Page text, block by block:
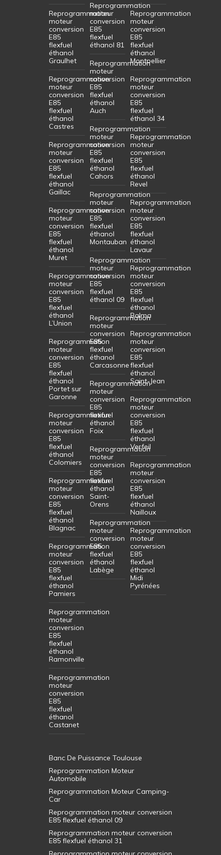
Reprogrammation
moteur
conversion
E85
flexfuel
éthanol
Graulhet
Reprogrammation
moteur
conversion
E85
flexfuel
éthanol
Castres
Reprogrammation
moteur
conversion
E85
flexfuel
éthanol
Gaillac
Reprogrammation
moteur
conversion
E85
flexfuel
éthanol
Muret
Reprogrammation
moteur
conversion
E85
flexfuel
éthanol
L’Union
Reprogrammation
moteur
conversion
E85
flexfuel
éthanol
Portet sur
Garonne
Reprogrammation
moteur
conversion
E85
flexfuel
éthanol
Colomiers
Reprogrammation
moteur
conversion
E85
flexfuel
éthanol
Blagnac
Reprogrammation
moteur
conversion
E85
flexfuel
éthanol
Pamiers
Reprogrammation
moteur
conversion
E85
flexfuel
éthanol
Ramonville
Reprogrammation
moteur
conversion
E85
flexfuel
éthanol
Castanet
Reprogrammation
moteur
conversion
E85
flexfuel
éthanol 81
Reprogrammation
moteur
conversion
E85
flexfuel
éthanol
Auch
Reprogrammation
moteur
conversion
E85
flexfuel
éthanol
Cahors
Reprogrammation
moteur
conversion
E85
flexfuel
éthanol
Montauban
Reprogrammation
moteur
conversion
E85
flexfuel
éthanol 09
Reprogrammation
moteur
conversion
E85
flexfuel
éthanol
Carcasonne
Reprogrammation
moteur
conversion
E85
flexfuel
éthanol
Foix
Reprogrammation
moteur
conversion
E85
flexfuel
éthanol
Saint-
Orens
Reprogrammation
moteur
conversion
E85
flexfuel
éthanol
Labège
Reprogrammation
moteur
conversion
E85
flexfuel
éthanol
Montpellier
Reprogrammation
moteur
conversion
E85
flexfuel
éthanol 34
Reprogrammation
moteur
conversion
E85
flexfuel
éthanol
Revel
Reprogrammation
moteur
conversion
E85
flexfuel
éthanol
Lavaur
Reprogrammation
moteur
conversion
E85
flexfuel
éthanol
Balma
Reprogrammation
moteur
conversion
E85
flexfuel
éthanol
Saint-Jean
Reprogrammation
moteur
conversion
E85
flexfuel
éthanol
Verfeil
Reprogrammation
moteur
conversion
E85
flexfuel
éthanol
Nailloux
Reprogrammation
moteur
conversion
E85
flexfuel
éthanol
Midi
Pyrénées
Banc De Puissance Toulouse
Reprogrammation Moteur
Automobile
Reprogrammation Moteur Camping-
Car
Reprogrammation moteur conversion
E85 flexfuel éthanol 09
Reprogrammation moteur conversion
E85 flexfuel éthanol 31